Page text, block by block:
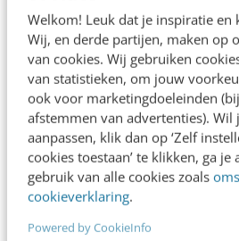
Welkom! Leuk dat je inspiratie en
Wij, en derde partijen, maken op
van cookies. Wij gebruiken
van statistieken, om jouw
ook voor marketingdoeleinden
afstemmen van advertenties). Wil
aanpassen, klik dan op ‘Zelf
cookies toestaan’ te klikken, ga
gebruik van alle cookies zoals
cookieverklaring.
Powered by CookieInfo
Instawalk parkeergarage Sint-Jan in
3. Evenementen in de
Instagram wordt ook veel
groot publiek op een
communiceren over
onderwerpen zoals
feestdagen. Deze